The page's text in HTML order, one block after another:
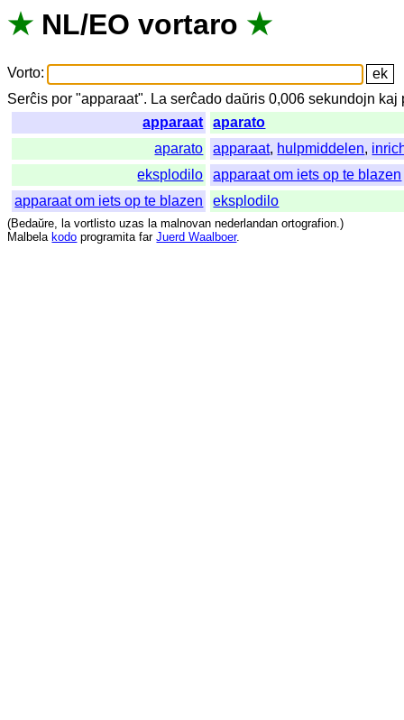
★ NL/EO vortaro ★
Vorto:
Serĉis por "apparaat". La serĉado daŭris 0,006sekundojn kaj
apparaat
aparato
aparato
apparaat, hulpmiddelen,
eksplodilo
apparaat om iets op te blazen
apparaat om iets op te blazen
eksplodilo
(Bedaŭre, la vortlisto uzas la malnovan nederlandan ortografion.)
Malbela kodo programita far Juerd Waalboer.